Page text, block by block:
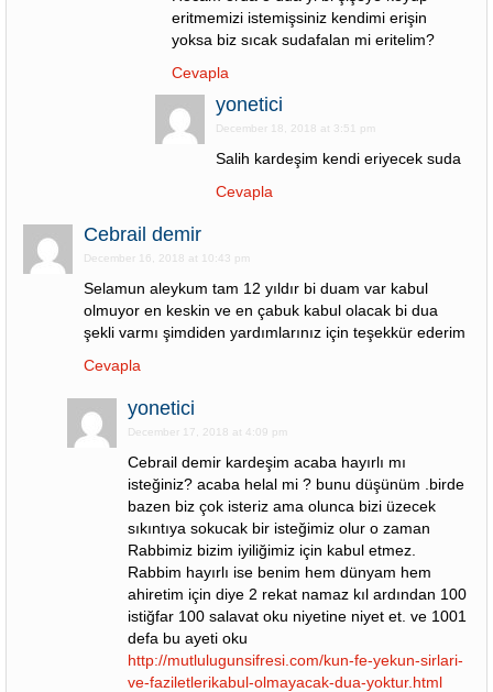
eritmemizi istemişsiniz kendimi erişin
yoksa biz sıcak sudafalan mi eritelim?
Cevapla
yonetici
December 18, 2018 at 3:51 pm
Salih kardeşim kendi eriyecek suda
Cevapla
Cebrail demir
December 16, 2018 at 10:43 pm
Selamun aleykum tam 12 yıldır bi duam var kabul
olmuyor en keskin ve en çabuk kabul olacak bi dua
şekli varmı şimdiden yardımlarınız için teşekkür ederim
Cevapla
yonetici
December 17, 2018 at 4:09 pm
Cebrail demir kardeşim acaba hayırlı mı
isteğiniz? acaba helal mi ? bunu düşünüm .birde
bazen biz çok isteriz ama olunca bizi üzecek
sıkıntıya sokucak bir isteğimiz olur o zaman
Rabbimiz bizim iyiliğimiz için kabul etmez.
Rabbim hayırlı ise benim hem dünyam hem
ahiretim için diye 2 rekat namaz kıl ardından 100
istiğfar 100 salavat oku niyetine niyet et. ve 1001
defa bu ayeti oku
http://mutlulugunsifresi.com/kun-fe-yekun-sirlari-
ve-faziletlerikabul-olmayacak-dua-yoktur.html